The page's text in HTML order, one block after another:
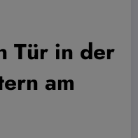
Tür in der
am